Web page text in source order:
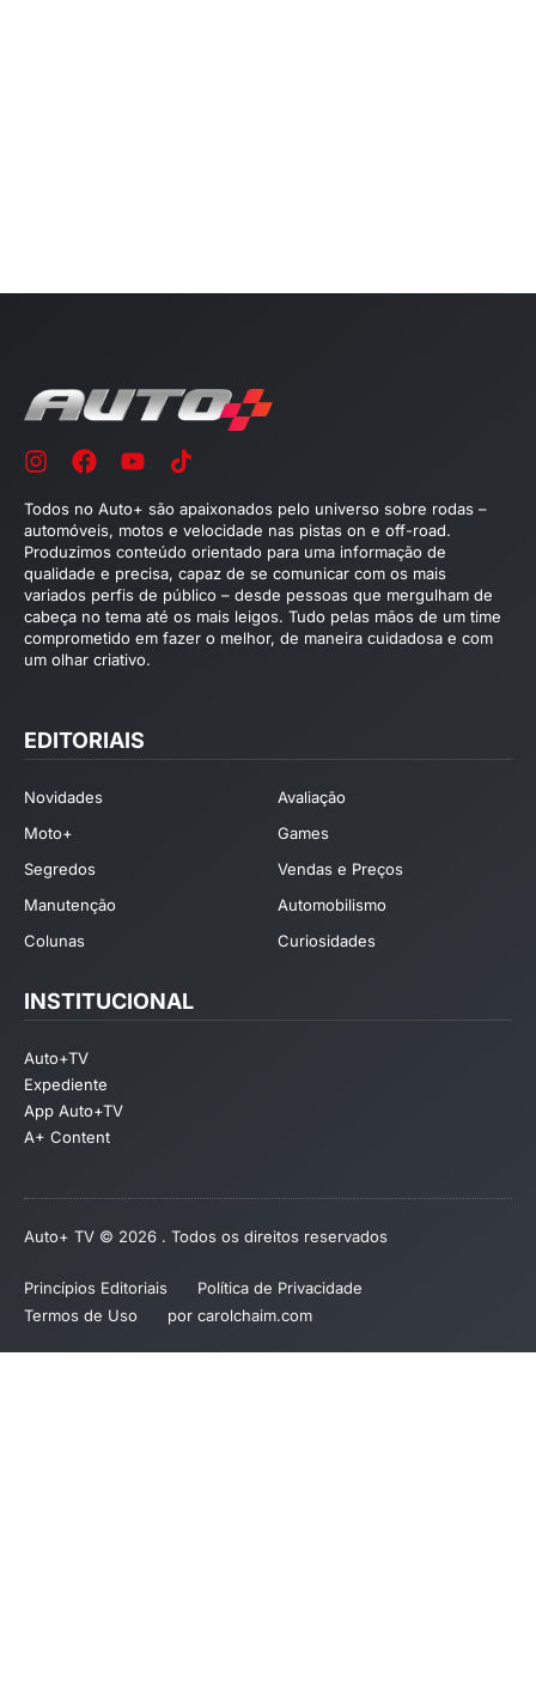
Todos no Auto+ são apaixonados pelo universo sobre rodas –
automóveis, motos e velocidade nas pistas on e off-road.
Produzimos conteúdo orientado para uma informação de
qualidade e precisa, capaz de se comunicar com os mais
variados perfis de público – desde pessoas que mergulham de
cabeça no tema até os mais leigos. Tudo pelas mãos de um time
comprometido em fazer o melhor, de maneira cuidadosa e com
um olhar criativo.
EDITORIAIS
Novidades
Avaliação
Moto+
Games
Segredos
Vendas e Preços
Manutenção
Automobilismo
Colunas
Curiosidades
INSTITUCIONAL
Auto+TV
Expediente
App Auto+TV
A+ Content
Auto+ TV © 2026 . Todos os direitos reservados
Princípios Editoriais
Política de Privacidade
Termos de Uso
por carolchaim.com